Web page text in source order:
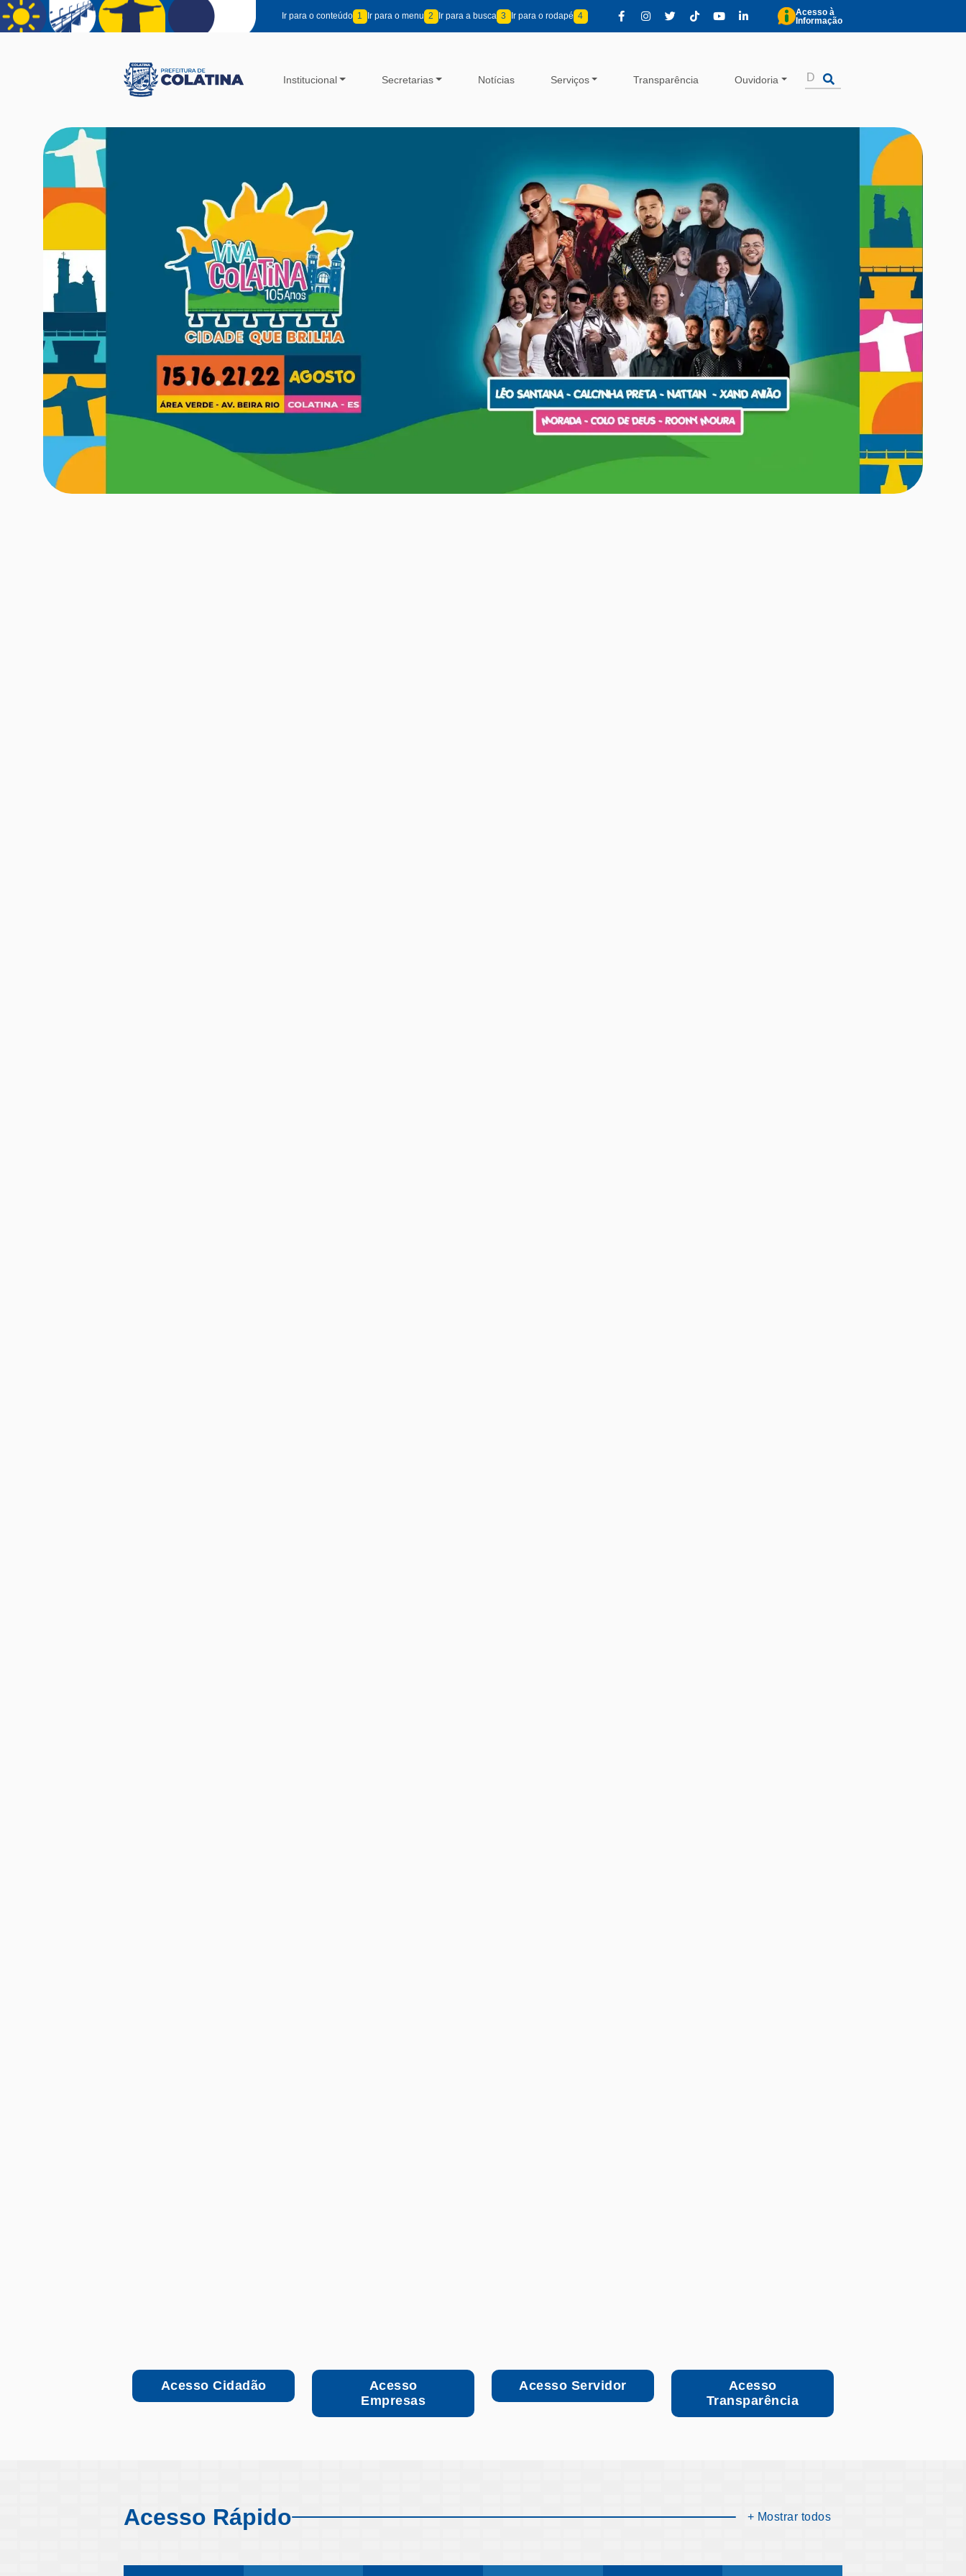
Pular para o conteúdo principal
Ir para o conteúdo 1 Ir para o menu 2 Ir para a busca 3 Ir para o rodapé 4
Acesso à
Informação
Institucional Secretarias Notícias Serviços Transparência Ouvidoria
Acesso Cidadão
Acesso
Empresas
Acesso Servidor
Acesso
Transparência
Acesso Rápido + Mostrar todos